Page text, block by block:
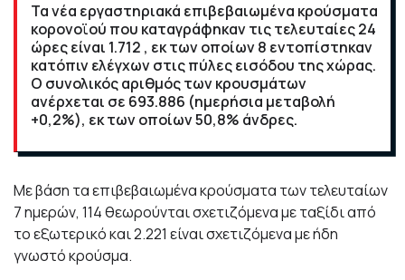
Τα νέα εργαστηριακά επιβεβαιωμένα κρούσματα
κορονοϊού που καταγράφηκαν τις τελευταίες 24
ώρες είναι 1.712 , εκ των οποίων 8 εντοπίστηκαν
κατόπιν ελέγχων στις πύλες εισόδου της χώρας.
Ο συνολικός αριθμός των κρουσμάτων
ανέρχεται σε 693.886 (ημερήσια μεταβολή
+0,2%), εκ των οποίων 50,8% άνδρες.
Με βάση τα επιβεβαιωμένα κρούσματα των τελευταίων
7 ημερών, 114 θεωρούνται σχετιζόμενα με ταξίδι από
το εξωτερικό και 2.221 είναι σχετιζόμενα με ήδη
γνωστό κρούσμα.